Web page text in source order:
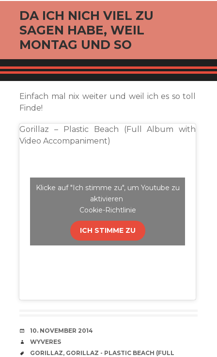
DA ICH NICH VIEL ZU
SAGEN HABE, WEIL
MONTAG UND SO
Einfach mal nix weiter und weil ich es so toll
Finde!
Gorillaz – Plastic Beach (Full Album with
Video Accompaniment)
Klicke auf "Ich stimme zu", um Youtube zu
aktivieren
Cookie-Richtlinie
ICH STIMME ZU
VERABREDUNG
10. NOVEMBER 2014
VERFASSER
WYVERES
SCHLAGWÖRTER
GORILLAZ, GORILLAZ - PLASTIC BEACH (FULL